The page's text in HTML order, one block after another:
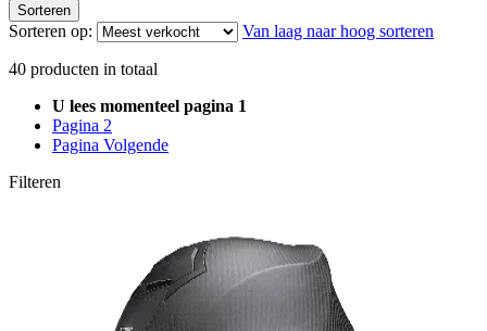
Sorteren
Sorteren op: Van laag naar hoog sorteren
40 producten in totaal
U lees momenteel pagina 1
Pagina 2
Pagina Volgende
Filteren